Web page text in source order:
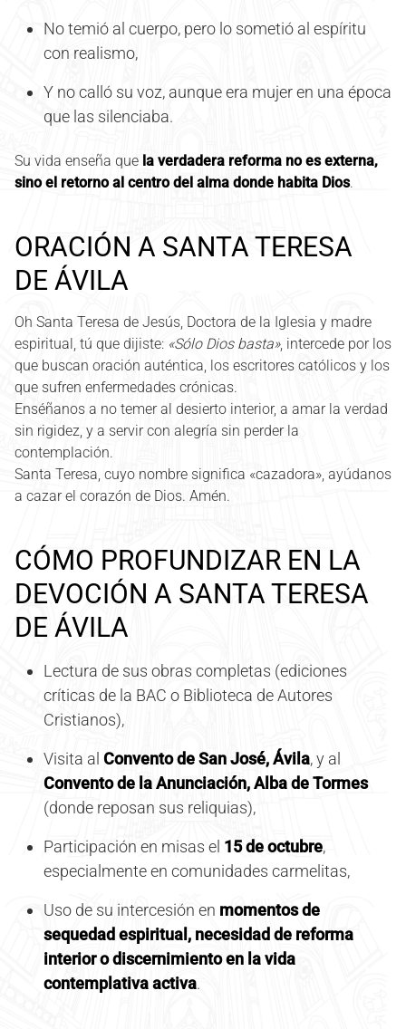
No temió al cuerpo, pero lo sometió al espíritu
con realismo,
Y no calló su voz, aunque era mujer en una época
que las silenciaba.
Su vida enseña que la verdadera reforma no es externa,
sino el retorno al centro del alma donde habita Dios.
ORACIÓN A SANTA TERESA
DE ÁVILA
Oh Santa Teresa de Jesús, Doctora de la Iglesia y madre
espiritual, tú que dijiste: «Sólo Dios basta», intercede por los
que buscan oración auténtica, los escritores católicos y los
que sufren enfermedades crónicas.
Enséñanos a no temer al desierto interior, a amar la verdad
sin rigidez, y a servir con alegría sin perder la
contemplación.
Santa Teresa, cuyo nombre significa «cazadora», ayúdanos
a cazar el corazón de Dios. Amén.
CÓMO PROFUNDIZAR EN LA
DEVOCIÓN A SANTA TERESA
DE ÁVILA
Lectura de sus obras completas (ediciones
críticas de la BAC o Biblioteca de Autores
Cristianos),
Visita al Convento de San José, Ávila, y al
Convento de la Anunciación, Alba de Tormes
(donde reposan sus reliquias),
Participación en misas el 15 de octubre,
especialmente en comunidades carmelitas,
Uso de su intercesión en momentos de
sequedad espiritual, necesidad de reforma
interior o discernimiento en la vida
contemplativa activa.